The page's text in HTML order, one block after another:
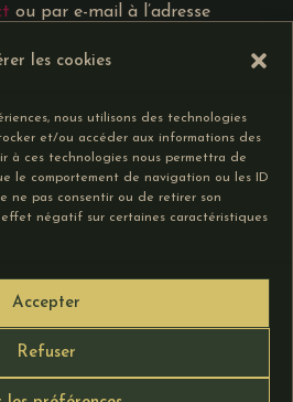
les cookies
nous utilisons des technologies
et/ou accéder aux informations des
à ces technologies nous permettra de
le comportement de navigation ou les ID
ne pas consentir ou de retirer son
négatif sur certaines caractéristiques
Accepter
Refuser
ou par e-mail à l’adresse
répondre dans les plus brefs
contact concernait un
ne pourra être engagée
retard dans l’exécution de
décrites dans ces CGV découle
régler le litige.